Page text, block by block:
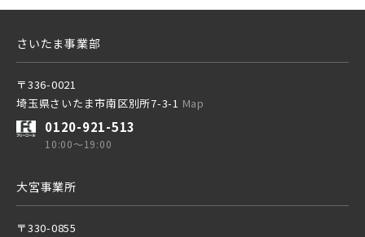
さいたま事業部
〒336-0021
埼玉県さいたま市南区別所7-3-1 Map
0120-921-513
10:00～19:00
大宮事業所
〒330-0855